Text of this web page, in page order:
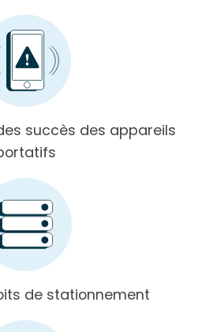
succès des appareils
de stationnement